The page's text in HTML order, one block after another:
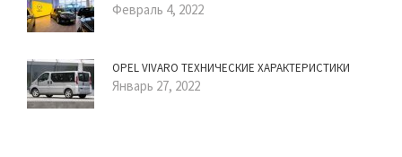
Февраль 4, 2022
OPEL VIVARO ТЕХНИЧЕСКИЕ ХАРАКТЕРИСТИКИ
Январь 27, 2022